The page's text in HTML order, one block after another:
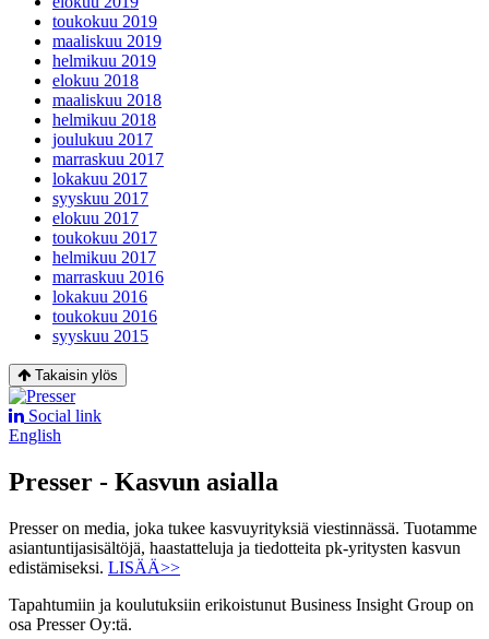
toukokuu 2019
maaliskuu 2019
helmikuu 2019
elokuu 2018
maaliskuu 2018
helmikuu 2018
joulukuu 2017
marraskuu 2017
lokakuu 2017
syyskuu 2017
elokuu 2017
toukokuu 2017
helmikuu 2017
marraskuu 2016
lokakuu 2016
toukokuu 2016
syyskuu 2015
Takaisin ylös
Social link
English
Presser - Kasvun asialla
Presser on media, joka tukee kasvuyrityksiä viestinnässä. Tuotamme
asiantuntijasisältöjä, haastatteluja ja tiedotteita pk-yritysten kasvun
edistämiseksi. LISÄÄ>>
Tapahtumiin ja koulutuksiin erikoistunut Business Insight Group on
osa Presser Oy:tä.